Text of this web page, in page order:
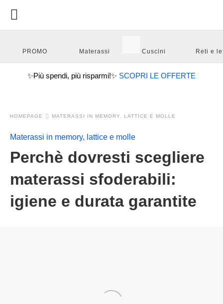
PROMO Materassi Cuscini Reti e
✨Più spendi, più risparmi!✨ SCOPRI LE OFFERTE
HOMEPAGE MATERASSI IN MEMORY, LATTICE E MOLLE
Materassi in memory, lattice e molle
Perchè dovresti scegliere
materassi sfoderabili:
igiene e durata garantite